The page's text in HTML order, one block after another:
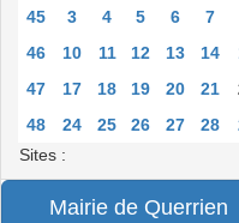
45
3 4 5 6 7
46
10 11 12 13 14
47
17 18 19 20 21
48
24 25 26 27 28
Sites :